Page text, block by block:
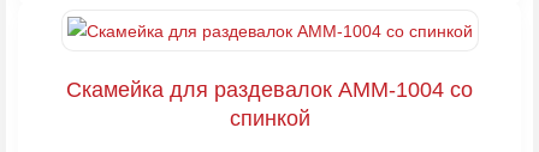
Скамейка для раздевалок AMM-1004 со
спинкой